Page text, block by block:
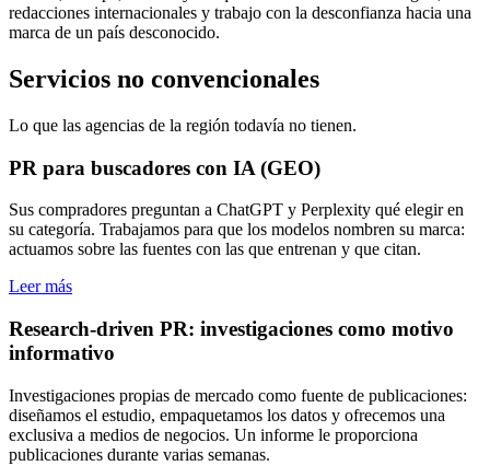
redacciones internacionales y trabajo con la desconfianza hacia una
marca de un país desconocido.
Servicios no convencionales
Lo que las agencias de la región todavía no tienen.
PR para buscadores con IA (GEO)
Sus compradores preguntan a ChatGPT y Perplexity qué elegir en
su categoría. Trabajamos para que los modelos nombren su marca:
actuamos sobre las fuentes con las que entrenan y que citan.
Leer más
Research-driven PR: investigaciones como motivo
informativo
Investigaciones propias de mercado como fuente de publicaciones:
diseñamos el estudio, empaquetamos los datos y ofrecemos una
exclusiva a medios de negocios. Un informe le proporciona
publicaciones durante varias semanas.